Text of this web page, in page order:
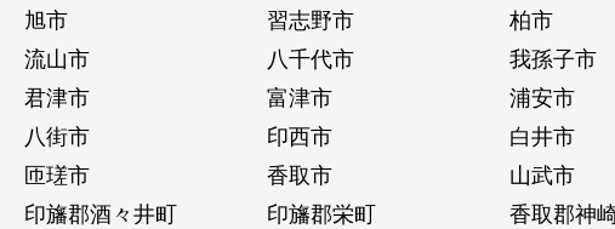
旭市 習志野市
柏市
流山市 八千代市
我孫子市
君津市 富津市
浦安市
八街市 印西市
白井市
匝瑳市 香取市
山武市
印旛郡酒々井町 印旛郡栄町
香取郡神